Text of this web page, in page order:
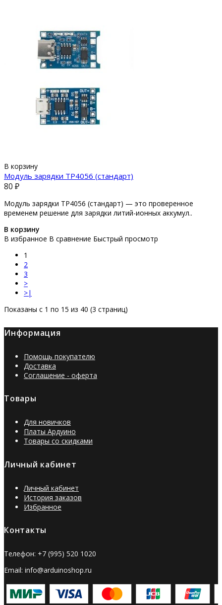
В корзину
Модуль зарядки TP4056 (стандарт)
80 ₽
Модуль зарядки TP4056 (стандарт) — это проверенное
временем решение для зарядки литий-ионных аккумул..
В корзину
В избранное В сравнение Быстрый просмотр
1
2
3
>
>|
Показаны с 1 по 15 из 40 (3 страниц)
Информация
Помощь покупателю
Доставка
Соглашение - оферта
Товары
Для новичков
Платы Ардуино
Товары со скидками
Личный кабинет
Личный кабинет
История заказов
Избранное
Контакты
Телефон: +7 (995) 520 1020
Email: info@arduinoshop.ru